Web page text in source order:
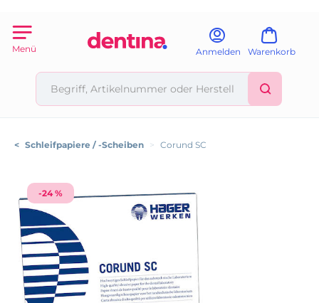
Menü Anmelden Warenkorb
< Schleifpapiere / -Scheiben > Corund SC
-24 %